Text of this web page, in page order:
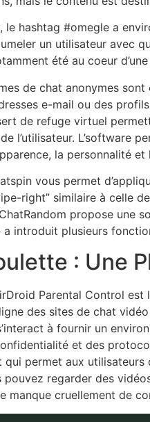
le hashtag #omegle a
un utilisateur avec
été au coeur
de chat anonymes
e-mail ou des
de refuge virtuel
l’utilisateur. L’software
la personnalité et
vous permet
right” similaire à celle
propose une
introduit plusieurs
: Une
Parental Control
des sites de chat
à fournir un
et des
permet aux utilisateurs
pouvez regarder des
manque cruellement de